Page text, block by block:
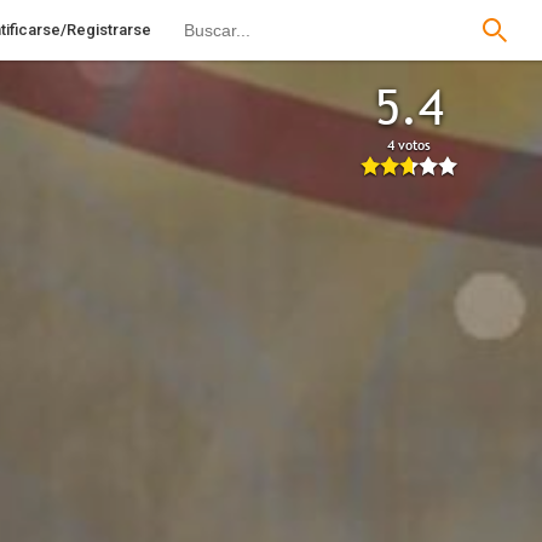
Registrarse
5.4
4 votos